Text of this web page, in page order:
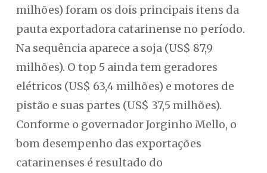
milhões) foram os dois principais itens da
pauta exportadora catarinense no período.
Na sequência aparece a soja (US$ 87,9
milhões). O top 5 ainda tem geradores
elétricos (US$ 63,4 milhões) e motores de
pistão e suas partes (US$ 37,5 milhões).
Conforme o governador Jorginho Mello, o
bom desempenho das exportações
catarinenses é resultado do